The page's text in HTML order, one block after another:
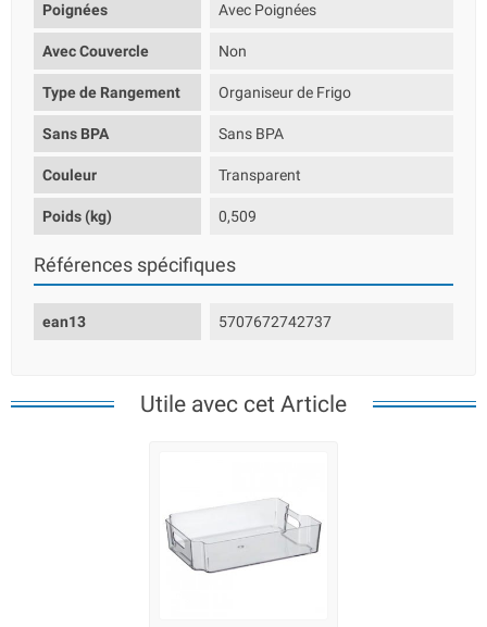
Poignées Avec Poignées
Avec Couvercle Non
Type de Rangement Organiseur de Frigo
Sans BPA Sans BPA
Couleur Transparent
Poids (kg) 0,509
Références spécifiques
ean13 5707672742737
Utile avec cet Article